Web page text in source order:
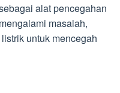
alat pencegahan
masalah,
untuk mencegah